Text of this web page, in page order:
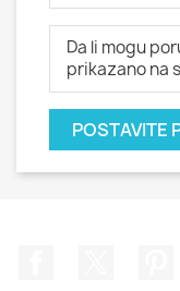
Da li mogu
prikazano na
POSTAVITE